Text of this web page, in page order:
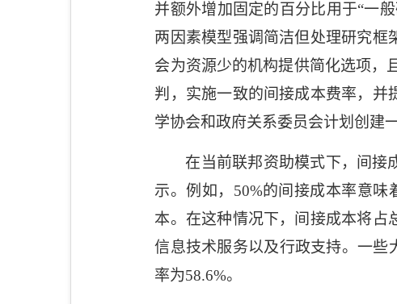
并额外增加固定的百分比用于“一
两因素模型强调简洁但处理研究
会为资源少的机构提供简化选项，
判，实施一致的间接成本费率，并
学协会和政府关系委员会计划创建
在当前联邦资助模式下，间接
示。例如， 50%的间接成本率意味
本。在这种情况下，间接成本将占
信息技术服务以及行政支持。一些
率为58.6%。